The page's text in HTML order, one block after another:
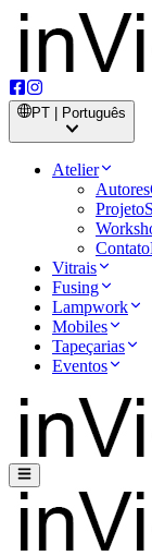
PT | Português
Atelier
Autores
Projeto
Contato
Vitrais
Fusing
Lampwork
Mobiles
Tapeçarias
Eventos